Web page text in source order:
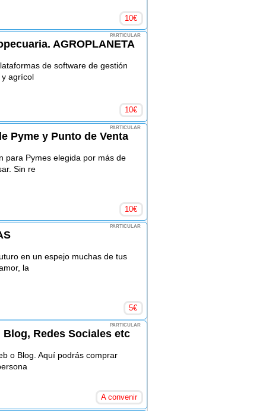
10€
PARTICULAR
AGROPLANETA
de software de gestión
y agrícol
10€
PARTICULAR
Pyme y Punto de Venta
para Pymes elegida por más de
Sin re
10€
PARTICULAR
en un espejo muchas de tus
la
5€
PARTICULAR
Redes Sociales etc
o Blog. Aquí podrás comprar
A convenir